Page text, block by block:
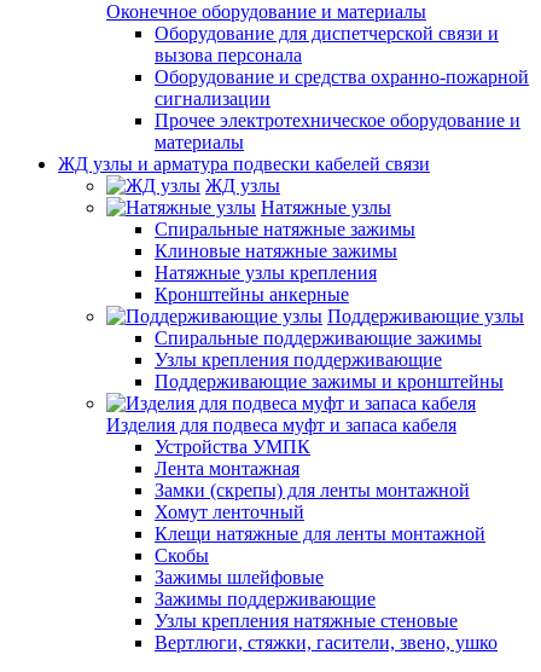
Оконечное оборудование и материалы
Оборудование для диспетчерской связи и
вызова персонала
Оборудование и средства охранно-пожарной
сигнализации
Прочее электротехническое оборудование и
материалы
ЖД узлы и арматура подвески кабелей связи
ЖД узлы
Натяжные узлы
Спиральные натяжные зажимы
Клиновые натяжные зажимы
Натяжные узлы крепления
Кронштейны анкерные
Поддерживающие узлы
Спиральные поддерживающие зажимы
Узлы крепления поддерживающие
Поддерживающие зажимы и кронштейны
Изделия для подвеса муфт и запаса кабеля
Устройства УМПК
Лента монтажная
Замки (скрепы) для ленты монтажной
Хомут ленточный
Клещи натяжные для ленты монтажной
Скобы
Зажимы шлейфовые
Зажимы поддерживающие
Узлы крепления натяжные стеновые
Вертлюги, стяжки, гасители, звено, ушко